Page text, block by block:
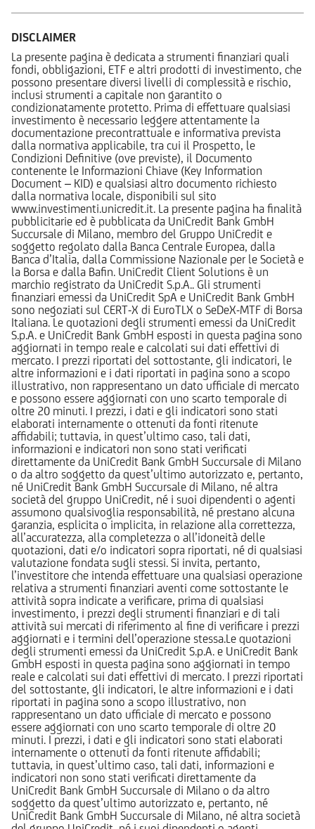
DISCLAIMER
La presente pagina è dedicata a strumenti finanziari quali
fondi, obbligazioni, ETF e altri prodotti di investimento, che
possono presentare diversi livelli di complessità e rischio,
inclusi strumenti a capitale non garantito o
condizionatamente protetto. Prima di effettuare qualsiasi
investimento è necessario leggere attentamente la
documentazione precontrattuale e informativa prevista
dalla normativa applicabile, tra cui il Prospetto, le
Condizioni Definitive (ove previste), il Documento
contenente le Informazioni Chiave (Key Information
Document – KID) e qualsiasi altro documento richiesto
dalla normativa locale, disponibili sul sito
www.investimenti.unicredit.it. La presente pagina ha finalità
pubblicitarie ed è pubblicata da UniCredit Bank GmbH
Succursale di Milano, membro del Gruppo UniCredit e
soggetto regolato dalla Banca Centrale Europea, dalla
Banca d’Italia, dalla Commissione Nazionale per le Società e
la Borsa e dalla Bafin. UniCredit Client Solutions è un
marchio registrato da UniCredit S.p.A.. Gli strumenti
finanziari emessi da UniCredit SpA e UniCredit Bank GmbH
sono negoziati sul CERT-X di EuroTLX o SeDeX-MTF di Borsa
Italiana. Le quotazioni degli strumenti emessi da UniCredit
S.p.A. e UniCredit Bank GmbH esposti in questa pagina sono
aggiornati in tempo reale e calcolati sui dati effettivi di
mercato. I prezzi riportati del sottostante, gli indicatori, le
altre informazioni e i dati riportati in pagina sono a scopo
illustrativo, non rappresentano un dato ufficiale di mercato
e possono essere aggiornati con uno scarto temporale di
oltre 20 minuti. I prezzi, i dati e gli indicatori sono stati
elaborati internamente o ottenuti da fonti ritenute
affidabili; tuttavia, in quest’ultimo caso, tali dati,
informazioni e indicatori non sono stati verificati
direttamente da UniCredit Bank GmbH Succursale di Milano
o da altro soggetto da quest’ultimo autorizzato e, pertanto,
né UniCredit Bank GmbH Succursale di Milano, né altra
società del gruppo UniCredit, né i suoi dipendenti o agenti
assumono qualsivoglia responsabilità, né prestano alcuna
garanzia, esplicita o implicita, in relazione alla correttezza,
all’accuratezza, alla completezza o all’idoneità delle
quotazioni, dati e/o indicatori sopra riportati, né di qualsiasi
valutazione fondata sugli stessi. Si invita, pertanto,
l’investitore che intenda effettuare una qualsiasi operazione
relativa a strumenti finanziari aventi come sottostante le
attività sopra indicate a verificare, prima di qualsiasi
investimento, i prezzi degli strumenti finanziari e di tali
attività sui mercati di riferimento al fine di verificare i prezzi
aggiornati e i termini dell’operazione stessa.Le quotazioni
degli strumenti emessi da UniCredit S.p.A. e UniCredit Bank
GmbH esposti in questa pagina sono aggiornati in tempo
reale e calcolati sui dati effettivi di mercato. I prezzi riportati
del sottostante, gli indicatori, le altre informazioni e i dati
riportati in pagina sono a scopo illustrativo, non
rappresentano un dato ufficiale di mercato e possono
essere aggiornati con uno scarto temporale di oltre 20
minuti. I prezzi, i dati e gli indicatori sono stati elaborati
internamente o ottenuti da fonti ritenute affidabili;
tuttavia, in quest’ultimo caso, tali dati, informazioni e
indicatori non sono stati verificati direttamente da
UniCredit Bank GmbH Succursale di Milano o da altro
soggetto da quest’ultimo autorizzato e, pertanto, né
UniCredit Bank GmbH Succursale di Milano, né altra società